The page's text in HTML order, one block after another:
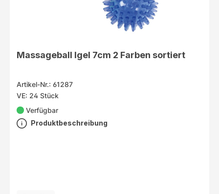
Massageball Igel 7cm 2 Farben sortiert
Artikel-Nr.: 61287
VE: 24 Stück
Verfügbar
Produktbeschreibung